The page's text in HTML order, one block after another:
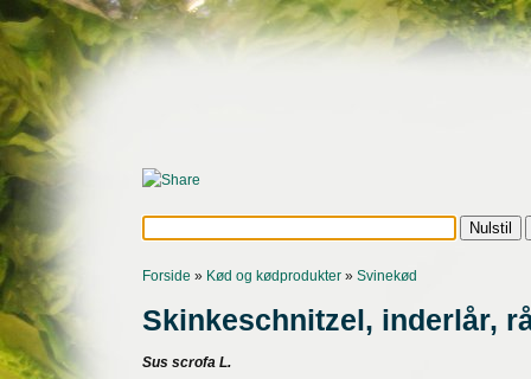
Forside » Kød og kødprodukter » Svinekød
Skinkeschnitzel, inderlår,
Sus scrofa L.